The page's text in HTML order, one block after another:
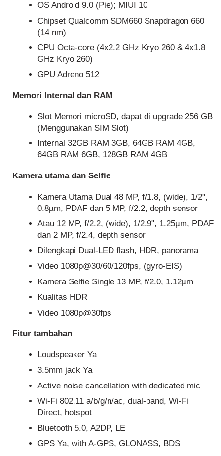
OS Android 9.0 (Pie); MIUI 10
Chipset Qualcomm SDM660 Snapdragon 660
(14 nm)
CPU Octa-core (4x2.2 GHz Kryo 260 & 4x1.8
GHz Kryo 260)
GPU Adreno 512
Memori Internal dan RAM
Slot Memori microSD, dapat di upgrade 256 GB
(Menggunakan SIM Slot)
Internal 32GB RAM 3GB, 64GB RAM 4GB,
64GB RAM 6GB, 128GB RAM 4GB
Kamera utama dan Selfie
Kamera Utama Dual 48 MP, f/1.8, (wide), 1/2",
0.8µm, PDAF dan 5 MP, f/2.2, depth sensor
Atau 12 MP, f/2.2, (wide), 1/2.9", 1.25µm, PDAF
dan 2 MP, f/2.4, depth sensor
Dilengkapi Dual-LED flash, HDR, panorama
Video 1080p@30/60/120fps, (gyro-EIS)
Kamera Selfie Single 13 MP, f/2.0, 1.12µm
Kualitas HDR
Video 1080p@30fps
Fitur tambahan
Loudspeaker Ya
3.5mm jack Ya
Active noise cancellation with dedicated mic
Wi-Fi 802.11 a/b/g/n/ac, dual-band, Wi-Fi
Direct, hotspot
Bluetooth 5.0, A2DP, LE
GPS Ya, with A-GPS, GLONASS, BDS